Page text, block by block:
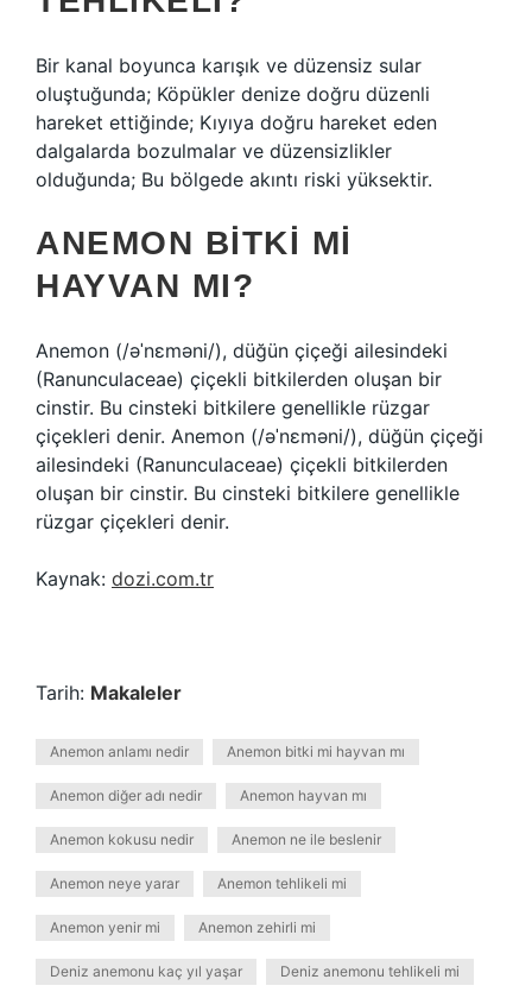
Bir kanal boyunca karışık ve düzensiz sular
oluştuğunda; Köpükler denize doğru düzenli
hareket ettiğinde; Kıyıya doğru hareket eden
dalgalarda bozulmalar ve düzensizlikler
olduğunda; Bu bölgede akıntı riski yüksektir.
ANEMON BITKI MI
HAYVAN MI?
Anemon (/əˈnɛməni/), düğün çiçeği ailesindeki
(Ranunculaceae) çiçekli bitkilerden oluşan bir
cinstir. Bu cinsteki bitkilere genellikle rüzgar
çiçekleri denir. Anemon (/əˈnɛməni/), düğün çiçeği
ailesindeki (Ranunculaceae) çiçekli bitkilerden
oluşan bir cinstir. Bu cinsteki bitkilere genellikle
rüzgar çiçekleri denir.
Kaynak: dozi.com.tr
Tarih: Makaleler
Anemon anlamı nedir Anemon bitki mi hayvan mı
Anemon diğer adı nedir Anemon hayvan mı
Anemon kokusu nedir Anemon ne ile beslenir
Anemon neye yarar Anemon tehlikeli mi
Anemon yenir mi Anemon zehirli mi
Deniz anemonu kaç yıl yaşar Deniz anemonu tehlikeli mi